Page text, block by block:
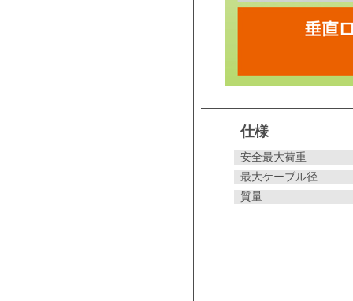
仕様
安全最大荷重
最大ケーブル径
質量